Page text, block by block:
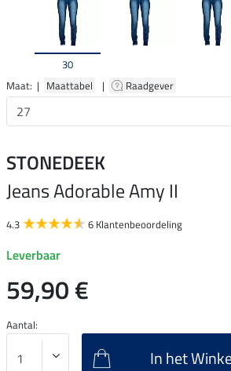
30
Maat: | Maattabel | Raadgever
STONEDEEK
Jeans Adorable Amy II
4.3 6 Klantenbeoordeling
Leverbaar
59,90 €
Aantal:
In het